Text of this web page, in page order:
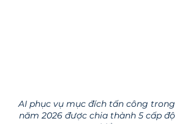
AI phục vụ mục đích tấn công trong
năm 2026 được chia thành 5 cấp độ